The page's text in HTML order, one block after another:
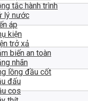
tắc hành trình
lý nước
áp
kiện
trở xả
biến an toàn
nhãn
lồng đầu cốt
đấu
cos